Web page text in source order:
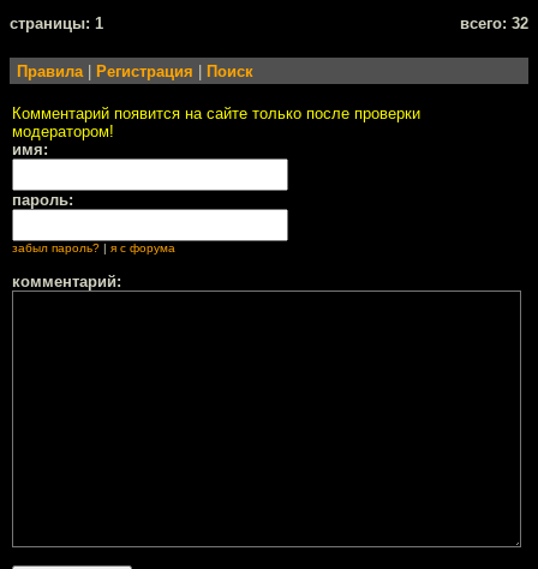
cтраницы: 1 всего: 32
Правила Регистрация Поиск
Комментарий появится на сайте только после проверки
модератором!
имя:
пароль:
забыл пароль? | я с форума
комментарий: